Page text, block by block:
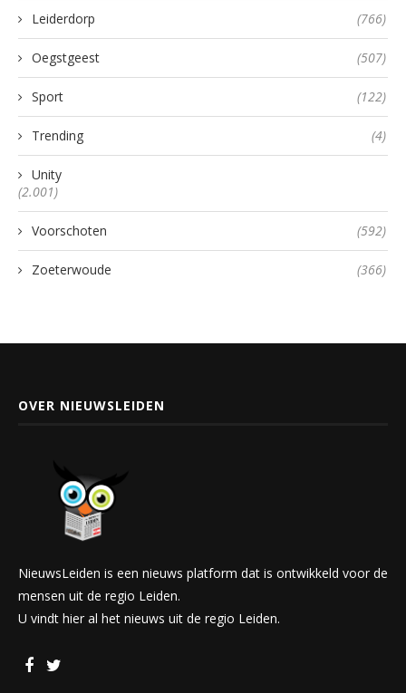
Leiderdorp (766)
Oegstgeest (507)
Sport (122)
Trending (4)
Unity
(2.001)
Voorschoten (592)
Zoeterwoude (366)
OVER NIEUWSLEIDEN
NieuwsLeiden is een nieuws platform dat is ontwikkeld voor de
mensen uit de regio Leiden.
U vindt hier al het nieuws uit de regio Leiden.